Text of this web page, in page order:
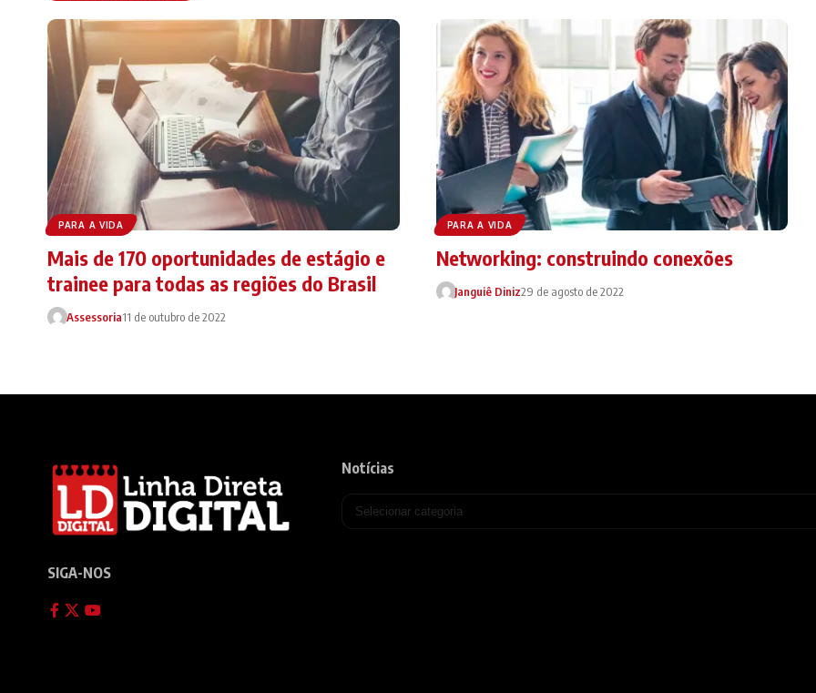
PARA A VIDA
Mais de 170 oportunidades de estágio e
trainee para todas as regiões do Brasil
Assessoria11 de outubro de 2022
PARA A VIDA
Networking: construindo conexões
Janguiê Diniz29 de agosto de 2022
SIGA-NOS
Notícias